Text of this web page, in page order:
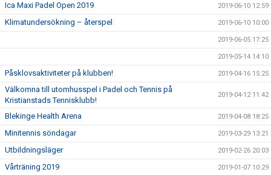
Ica Maxi Padel Open 2019 2019-06-10 12:59
Klimatundersökning – återspel 2019-06-10 10:00
2019-06-05 17:25
2019-05-14 14:10
Påsklovsaktiviteter på klubben! 2019-04-16 15:25
Välkomna till utomhusspel i Padel och Tennis på
Kristianstads Tennisklubb!
2019-04-12 11:42
Blekinge Health Arena 2019-04-08 18:25
Minitennis söndagar 2019-03-29 13:21
Utbildningsläger 2019-02-26 20:03
Vårträning 2019 2019-01-07 10:29